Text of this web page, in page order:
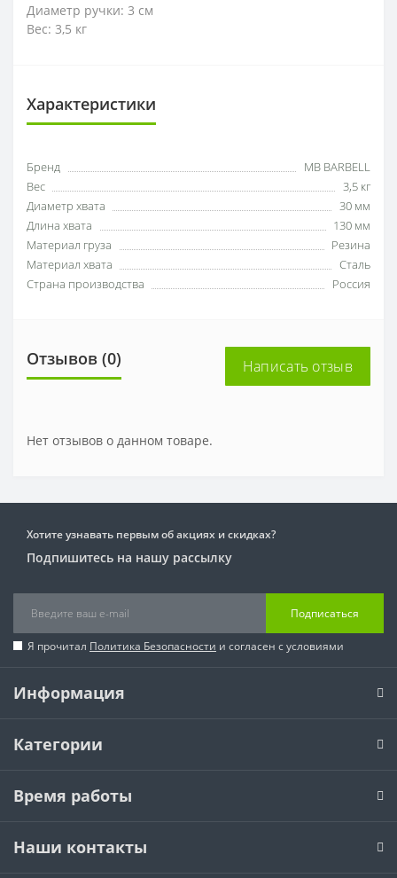
Диаметр ручки: 3 см
Вес: 3,5 кг
Характеристики
Бренд
MB BARBELL
Вес
3,5 кг
Диаметр хвата
30 мм
Длина хвата
130 мм
Материал груза
Резина
Материал хвата
Сталь
Страна производства
Россия
Отзывов (0) Написать отзыв
Нет отзывов о данном товаре.
Хотите узнавать первым об акциях и скидках?
Подпишитесь на нашу рассылку
Подписаться
Я прочитал Политика Безопасности и согласен с условиями
Информация
Категории
Время работы
Наши контакты